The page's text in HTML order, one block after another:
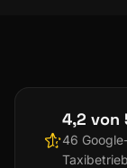
4,2 von
46